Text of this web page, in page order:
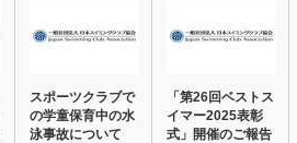
スポーツクラブで
の学童保育中の水
泳事故について
「第26回ベストス
イマー2025表彰
式」開催のご報告